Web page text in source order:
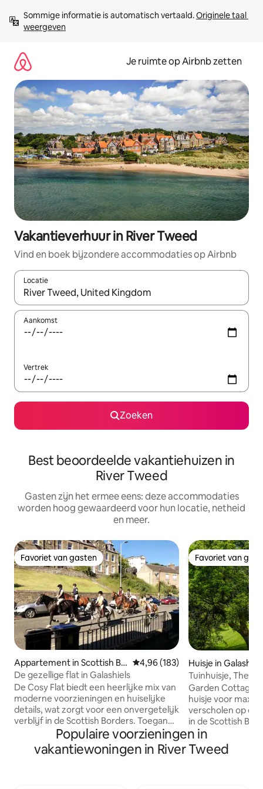
direct
naar
Sommige informatie is automatisch vertaald. Originele taal
weergeven
Je ruimte op Airbnb zetten
Vakantieverhuur in River Tweed
Vind en boek bijzondere accommodaties op Airbnb
Locatie
Wanneer er suggesties beschikbaar zijn, maak je een keuze
Aankomst
Vertrek
Zoeken
Best beoordeelde vakantiehuizen in
River Tweed
Gasten zijn het ermee eens: deze accommodaties
worden hoog gewaardeerd voor hun locatie, netheid
en meer.
Favoriet van gasten
Favoriet van gasten
Appartement in Scottish Bo
rders
Gemiddelde beoordeling van
4,96 (183)
De gezellige flat in Galashiels
De Cosy Flat biedt een heerlijke mix van
moderne voorzieningen en huiselijke
details, wat zorgt voor een onvergetelijk
verblijf in de Scottish Borders. Toegang
Informatie: Het appartement is een
maisonnette met twee verdiepingen.
Toegang tot de accommodatie omvat
Favoriet van
Favoriet van
Huisje in
Tuinhuisje, The
Garden Cottage
huisje voor
verscholen op
in de Scottish
een ommuurde
de Tweed, is het
wandelaars,
Populaire voorzieningen in
vakantiewoningen in River Tweed